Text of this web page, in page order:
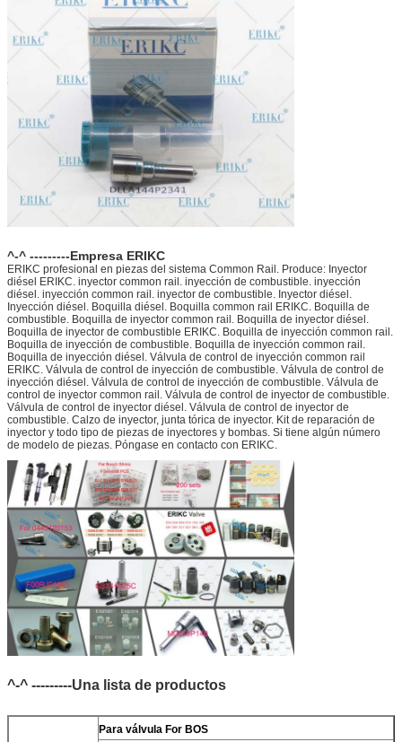
^-^ ---------Empresa ERIKC
ERIKC profesional en piezas del sistema Common Rail. Produce: Inyector
diésel ERIKC. inyector common rail. inyección de combustible. inyección
diésel. inyección common rail. inyector de combustible. Inyector diésel.
Inyección diésel. Boquilla diésel. Boquilla common rail ERIKC. Boquilla de
combustible. Boquilla de inyector common rail. Boquilla de inyector diésel.
Boquilla de inyector de combustible ERIKC. Boquilla de inyección common rail.
Boquilla de inyección de combustible. Boquilla de inyección common rail.
Boquilla de inyección diésel. Válvula de control de inyección common rail
ERIKC. Válvula de control de inyección de combustible. Válvula de control de
inyección diésel. Válvula de control de inyección de combustible. Válvula de
control de inyector common rail. Válvula de control de inyector de combustible.
Válvula de control de inyector diésel. Válvula de control de inyector de
combustible. Calzo de inyector, junta tórica de inyector. Kit de reparación de
inyector y todo tipo de piezas de inyectores y bombas. Si tiene algún número
de modelo de piezas. Póngase en contacto con ERIKC.
^-^ ---------Una lista de productos
Para válvula For BOS